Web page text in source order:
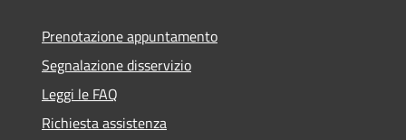
Prenotazione appuntamento
Segnalazione disservizio
Leggi le FAQ
Richiesta assistenza